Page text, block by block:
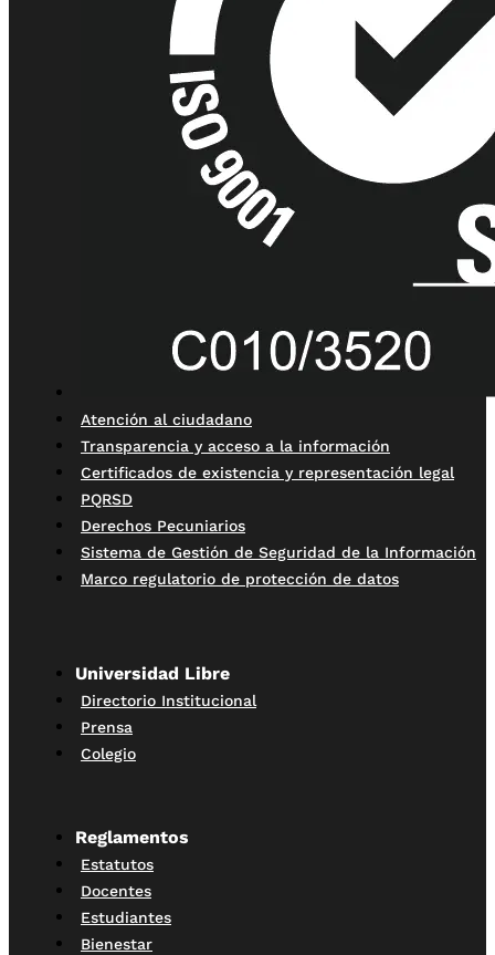
Atención al ciudadano
Transparencia y acceso a la información
Certificados de existencia y representación legal
PQRSD
Derechos Pecuniarios
Sistema de Gestión de Seguridad de la Información
Marco regulatorio de protección de datos
Universidad Libre
Directorio Institucional
Prensa
Colegio
Reglamentos
Estatutos
Docentes
Estudiantes
Bienestar